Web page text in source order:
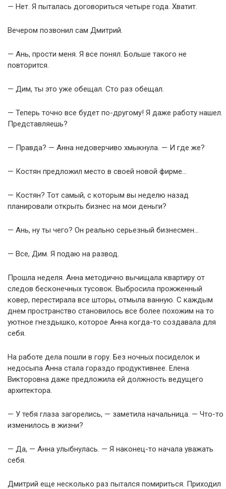
— Нет. Я пыталась договориться четыре года. Хватит.
Вечером позвонил сам Дмитрий.
— Ань, прости меня. Я все понял. Больше такого не
повторится.
— Дим, ты это уже обещал. Сто раз обещал.
— Теперь точно все будет по-другому! Я даже работу нашел.
Представляешь?
— Правда? — Анна недоверчиво хмыкнула. — И где же?
— Костян предложил место в своей новой фирме…
— Костян? Тот самый, с которым вы неделю назад
планировали открыть бизнес на мои деньги?
— Ань, ну ты чего? Он реально серьезный бизнесмен…
— Все, Дим. Я подаю на развод.
Прошла неделя. Анна методично вычищала квартиру от
следов бесконечных тусовок. Выбросила прожженный
ковер, перестирала все шторы, отмыла ванную. С каждым
днем пространство становилось все более похожим на то
уютное гнездышко, которое Анна когда-то создавала для
себя.
На работе дела пошли в гору. Без ночных посиделок и
недосыпа Анна стала гораздо продуктивнее. Елена
Викторовна даже предложила ей должность ведущего
архитектора.
— У тебя глаза загорелись, — заметила начальница. — Что-то
изменилось в жизни?
— Да, — Анна улыбнулась. — Я наконец-то начала уважать
себя.
Дмитрий еще несколько раз пытался помириться. Приходил